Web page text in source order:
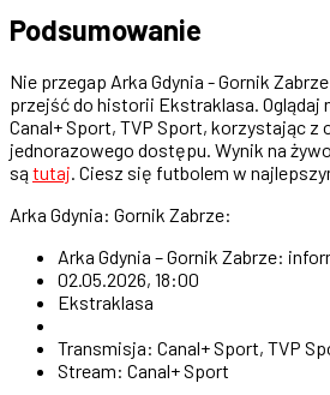
Podsumowanie
Nie przegap Arka Gdynia - Gornik
przejść do historii Ekstraklasa. Oglądaj
Canal+ Sport, TVP Sport, korzystając z
jednorazowego dostępu. Wynik na
sątutaj. Ciesz się futbolem w
Arka Gdynia: Gornik Zabrze:
Arka Gdynia – Gornik Zabrze:
02.05.2026, 18:00
Ekstraklasa
Transmisja: Canal+ Sport, TVP
Stream: Canal+ Sport